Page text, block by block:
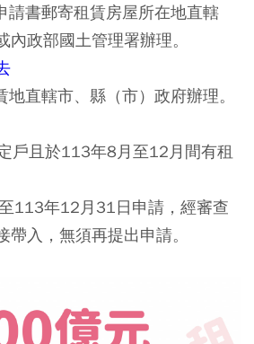
請書郵寄租賃房屋所在地直轄
政部國土管理署辦理。
地直轄市、縣（市）政府辦理。
戶且於113年8月至12月間有租
113年12月31日申請，經審查
入，無須再提出申請。